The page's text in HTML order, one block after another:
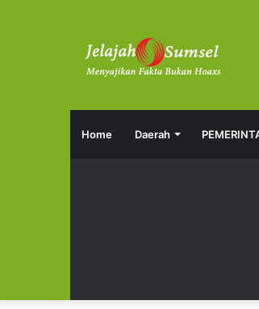
Home Daerah